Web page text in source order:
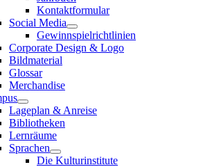
Kontaktformular
Social Media
Gewinnspielrichtlinien
Corporate Design & Logo
Bildmaterial
Glossar
Merchandise
Lageplan & Anreise
Bibliotheken
Lernräume
Sprachen
Die Kulturinstitute